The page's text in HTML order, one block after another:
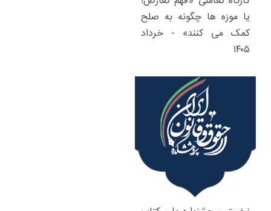
یا موزه ها چگونه به صلح
کمک می کنند» - خرداد
۱۴۰۵